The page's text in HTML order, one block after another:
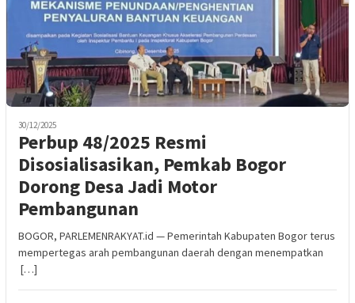
30/12/2025
Perbup 48/2025 Resmi
Disosialisasikan, Pemkab Bogor
Dorong Desa Jadi Motor
Pembangunan
BOGOR, PARLEMENRAKYAT.id — Pemerintah Kabupaten Bogor terus
mempertegas arah pembangunan daerah dengan menempatkan
[…]